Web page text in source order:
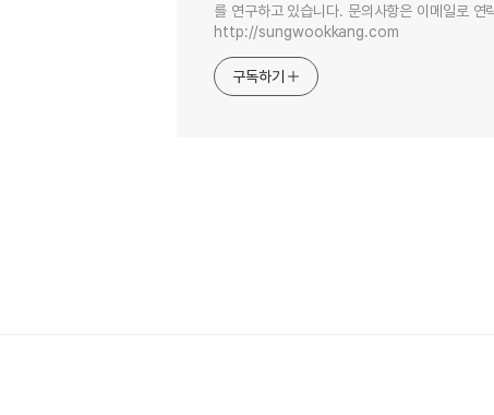
를 연구하고 있습니다. 문의사항은 이메일
http://sungwookkang.com
구독하기